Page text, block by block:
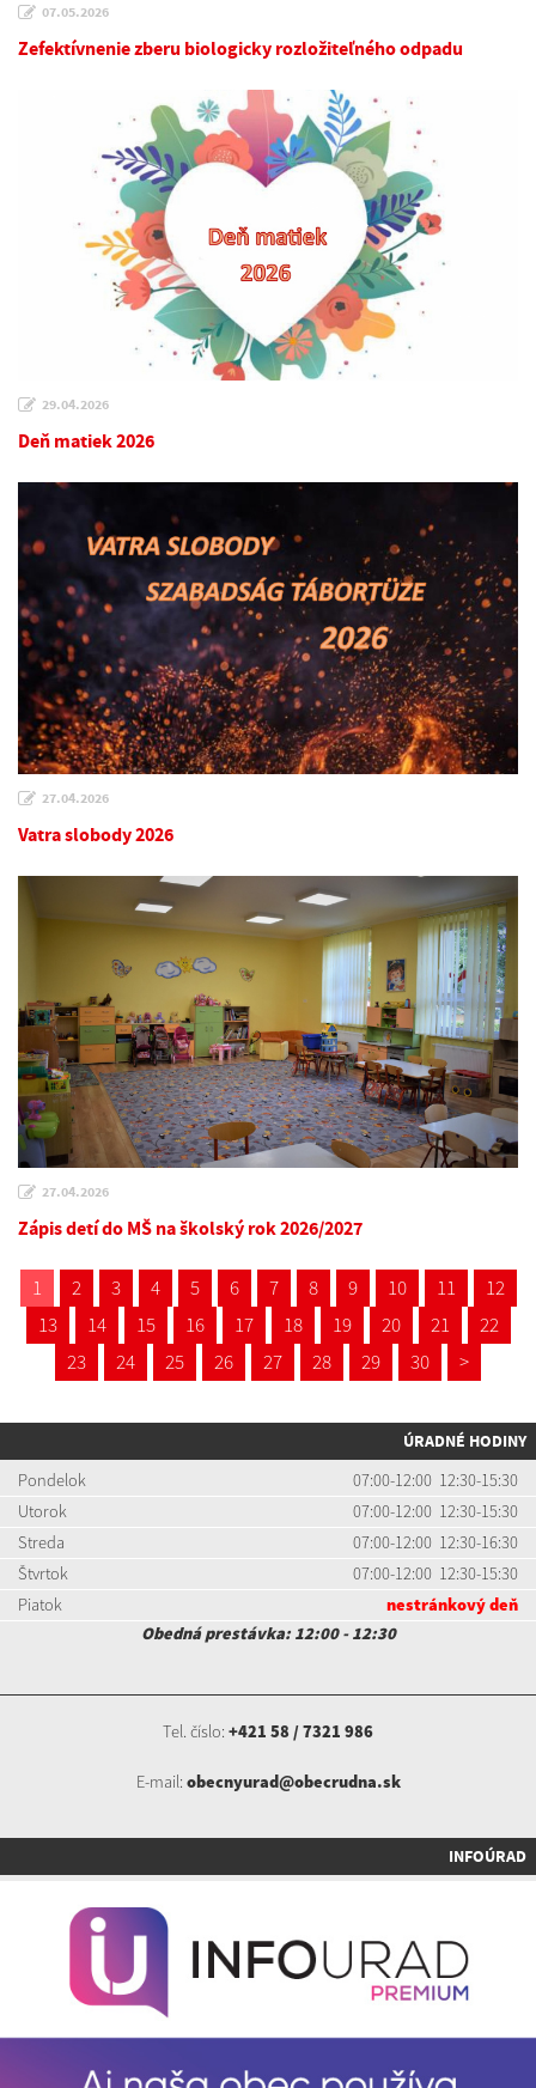
07.05.2026
Zefektívnenie zberu biologicky rozložiteľného odpadu
29.04.2026
Deň matiek 2026
27.04.2026
Vatra slobody 2026
27.04.2026
Zápis detí do MŠ na školský rok 2026/2027
1 2 3 4 5 6 7 8 9 10 11
12
13
14 15 16 17 18 19 20 21
22
23
24 25 26 27 28 29 30 >
ÚRADNÉ HODINY
Pondelok
07:00-12:00 12:30-15:30
Utorok
07:00-12:00 12:30-15:30
Streda
07:00-12:00 12:30-16:30
Štvrtok
07:00-12:00 12:30-15:30
Piatok
nestránkový deň
Obedná prestávka: 12:00 - 12:30
Tel. číslo: +421 58 / 7321 986
E-mail: obecnyurad@obecrudna.sk
INFOÚRAD